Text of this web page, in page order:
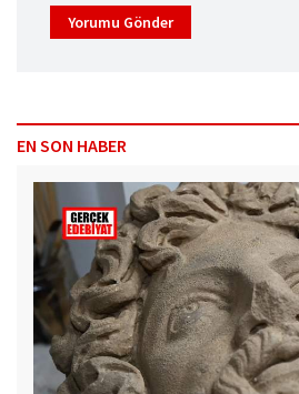
Yorumu Gönder
EN SON HABER